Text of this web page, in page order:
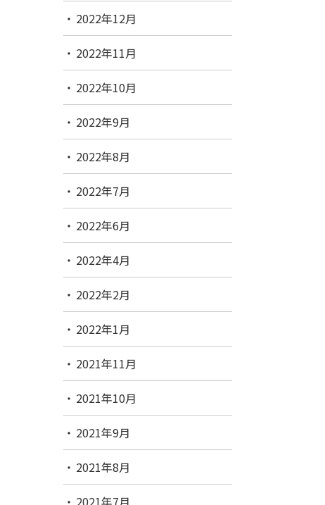
2022年12月
2022年11月
2022年10月
2022年9月
2022年8月
2022年7月
2022年6月
2022年4月
2022年2月
2022年1月
2021年11月
2021年10月
2021年9月
2021年8月
2021年7月